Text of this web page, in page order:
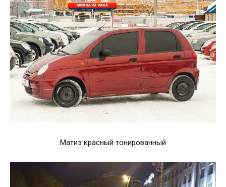
Матиз красный тонированный